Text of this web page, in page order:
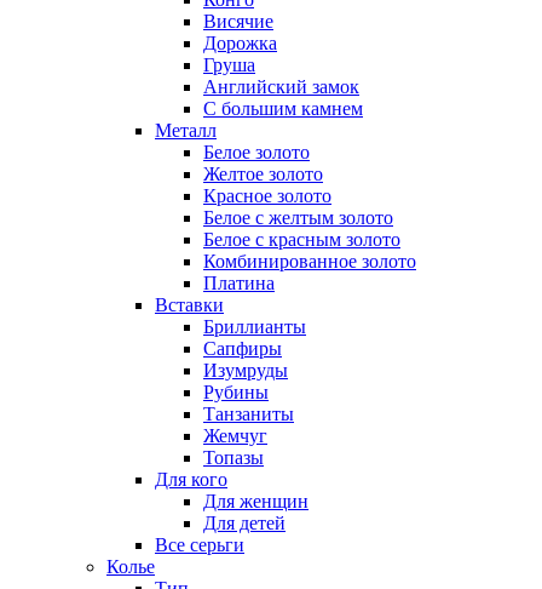
Висячие
Дорожка
Груша
Английский замок
С большим камнем
Металл
Белое золото
Желтое золото
Красное золото
Белое с желтым золото
Белое с красным золото
Комбинированное золото
Платина
Вставки
Бриллианты
Сапфиры
Изумруды
Рубины
Танзаниты
Жемчуг
Топазы
Для кого
Для женщин
Для детей
Все серьги
Колье